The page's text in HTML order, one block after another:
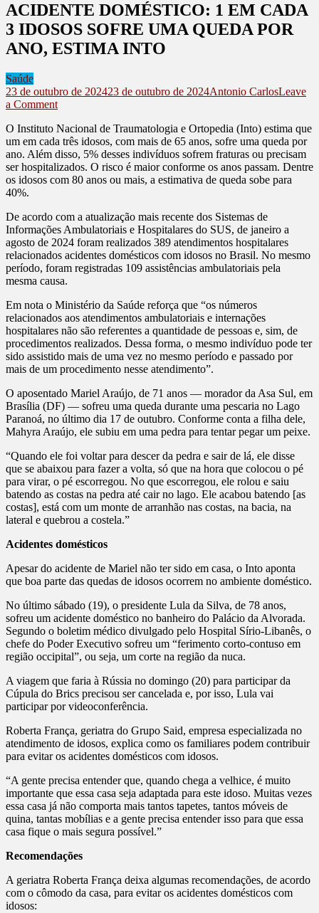
ACIDENTE DOMÉSTICO: 1 EM CADA
3 IDOSOS SOFRE UMA QUEDA POR
ANO, ESTIMA INTO
Saúde
23 de outubro de 202423 de outubro de 2024Antonio CarlosLeave
a Commenton
DOMÉSTICO:
1
EM
CADA
3
UMA
QUEDA
POR
ANO,
ESTIMA
INTO
O Instituto Nacional de Traumatologia e Ortopedia (Into) estima que
um em cada três idosos, com mais de 65 anos, sofre uma queda por
ano. Além disso, 5% desses indivíduos sofrem fraturas ou precisam
ser hospitalizados. O risco é maior conforme os anos passam. Dentre
os idosos com 80 anos ou mais, a estimativa de queda sobe para
40%.
De acordo com a atualização mais recente dos Sistemas de
Informações Ambulatoriais e Hospitalares do SUS, de janeiro a
agosto de 2024 foram realizados 389 atendimentos hospitalares
relacionados acidentes domésticos com idosos no Brasil. No mesmo
período, foram registradas 109 assistências ambulatoriais pela
mesma causa.
Em nota o Ministério da Saúde reforça que “os números
relacionados aos atendimentos ambulatoriais e internações
hospitalares não são referentes a quantidade de pessoas e, sim, de
procedimentos realizados. Dessa forma, o mesmo indivíduo pode ter
sido assistido mais de uma vez no mesmo período e passado por
mais de um procedimento nesse atendimento”.
O aposentado Mariel Araújo, de 71 anos — morador da Asa Sul, em
Brasília (DF) — sofreu uma queda durante uma pescaria no Lago
Paranoá, no último dia 17 de outubro. Conforme conta a filha dele,
Mahyra Araújo, ele subiu em uma pedra para tentar pegar um peixe.
“Quando ele foi voltar para descer da pedra e sair de lá, ele disse
que se abaixou para fazer a volta, só que na hora que colocou o pé
para virar, o pé escorregou. No que escorregou, ele rolou e saiu
batendo as costas na pedra até cair no lago. Ele acabou batendo [as
costas], está com um monte de arranhão nas costas, na bacia, na
lateral e quebrou a costela.”
Acidentes domésticos
Apesar do acidente de Mariel não ter sido em casa, o Into aponta
que boa parte das quedas de idosos ocorrem no ambiente doméstico.
No último sábado (19), o presidente Lula da Silva, de 78 anos,
sofreu um acidente doméstico no banheiro do Palácio da Alvorada.
Segundo o boletim médico divulgado pelo Hospital Sírio-Libanês, o
chefe do Poder Executivo sofreu um “ferimento corto-contuso em
região occipital”, ou seja, um corte na região da nuca.
A viagem que faria à Rússia no domingo (20) para participar da
Cúpula do Brics precisou ser cancelada e, por isso, Lula vai
participar por videoconferência.
Roberta França, geriatra do Grupo Said, empresa especializada no
atendimento de idosos, explica como os familiares podem contribuir
para evitar os acidentes domésticos com idosos.
“A gente precisa entender que, quando chega a velhice, é muito
importante que essa casa seja adaptada para este idoso. Muitas vezes
essa casa já não comporta mais tantos tapetes, tantos móveis de
quina, tantas mobílias e a gente precisa entender isso para que essa
casa fique o mais segura possível.”
Recomendações
A geriatra Roberta França deixa algumas recomendações, de acordo
com o cômodo da casa, para evitar os acidentes domésticos com
idosos: